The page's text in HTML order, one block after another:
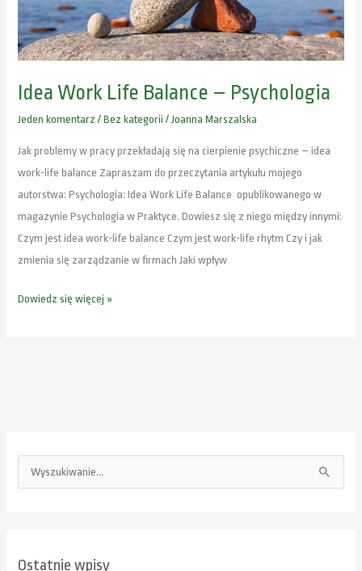
Idea Work Life Balance – Psychologia
Jeden komentarz /Bez kategorii /Joanna Marszalska
Jak problemy w pracy przekładają się na cierpienie psychiczne – idea
work-life balance Zapraszam do przeczytania artykułu mojego
autorstwa: Psychologia: Idea Work Life Balance opublikowanego w
magazynie Psychologia w Praktyce. Dowiesz się z niego między innymi:
Czym jest idea work-life balance Czym jest work-life rhytm Czy i jak
zmienia się zarządzanie w firmach Jaki wpływ
Dowiedz się więcej »
Ostatnie wpisy